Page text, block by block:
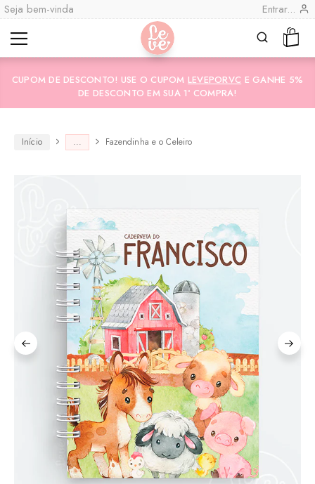
Seja bem-vinda Entrar...
Leve
você"
Lembranças
Variedades
Encadernadas
CUPOM DE DESCONTO! USE O CUPOM LEVEPORVC E GANHE 5%
DE DESCONTO EM SUA 1ª COMPRA!
Início ... Fazendinha e o Celeiro